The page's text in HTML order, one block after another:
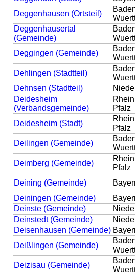
Deggenhausen (Ortsteil)
Deggenhausertal
(Gemeinde)
Deggingen (Gemeinde)
Dehlingen (Stadtteil)
Dehnsen (Stadtteil)
Deidesheim
(Verbandsgemeinde)
Pfalz
Deidesheim (Stadt)
Pfalz
Deilingen (Gemeinde)
Deimberg (Gemeinde)
Pfalz
Deining (Gemeinde)
Deiningen (Gemeinde)
Deinste (Gemeinde)
Deinstedt (Gemeinde)
Deisenhausen (Gemeinde)
Deißlingen (Gemeinde)
Deizisau (Gemeinde)